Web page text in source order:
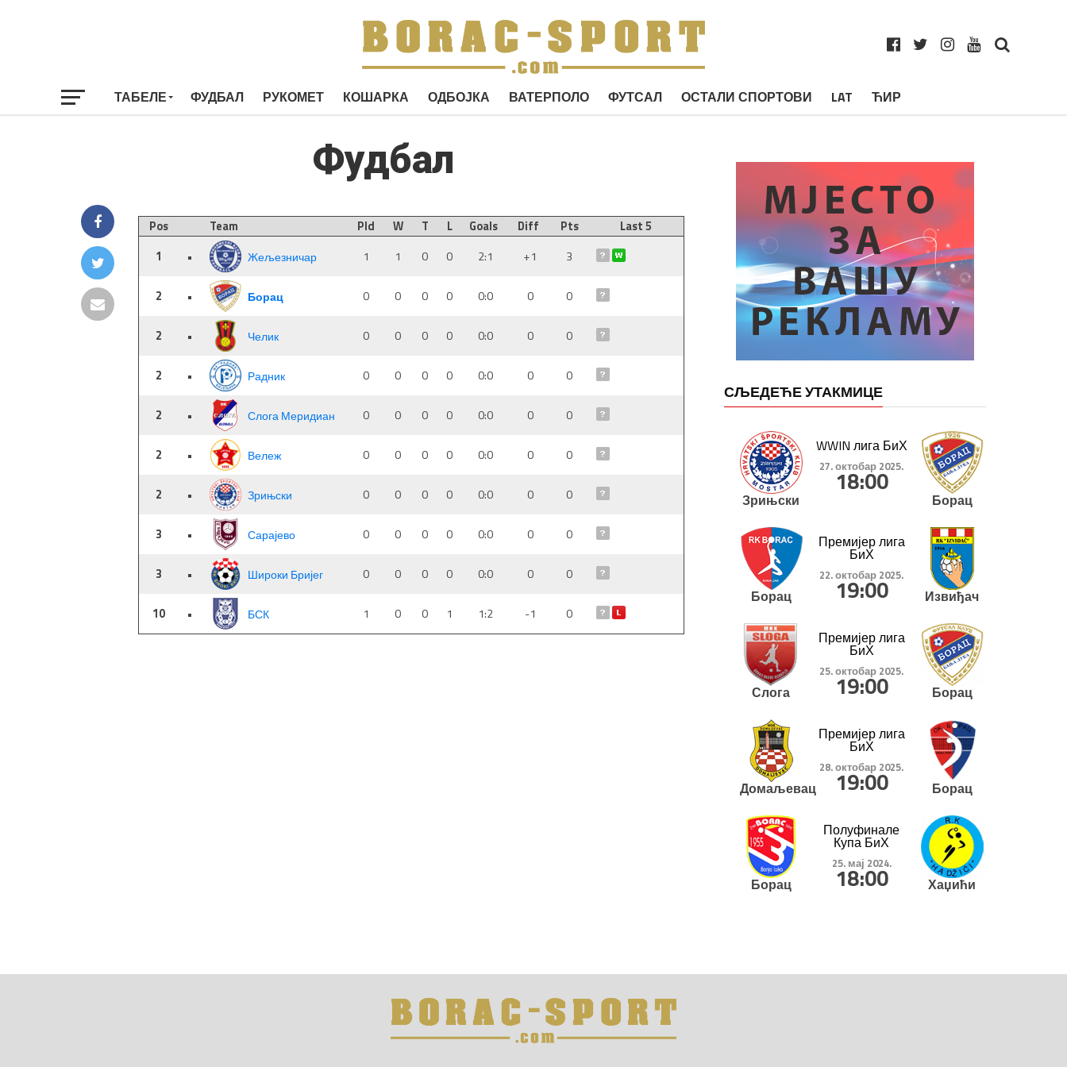
ТАБЕЛЕ ФУДБАЛ РУКОМЕТ КОШАРКА ОДБОЈКА ВАТЕРПОЛО ФУТСАЛ ОСТАЛИ СПОРТОВИ LAT ЋИР
Фудбал
Pos Team Pld W T L Goals Diff Pts
Last 5
1
• Жељезничар 1 1 0 0 2:1 +1 3
2 • Борац 0 0 0 0 0:0 0 0
2 • Челик 0 0 0 0 0:0 0 0
2 • Радник 0 0 0 0 0:0 0 0
2 • Слога Меридиан 0 0 0 0 0:0 0 0
2 • Вележ 0 0 0 0 0:0 0 0
2 • Зрињски 0 0 0 0 0:0 0 0
3 • Сарајево 0 0 0 0 0:0 0 0
3 • Широки Бријег 0 0 0 0 0:0 0 0
10 • БСК 1 0 0 1 1:2 -1 0
СЉЕДЕЋЕ УТАКМИЦЕ
Зрињски
WWIN лига БиХ
27. октобар 2025.
18:00
Борац
Борац
Премијер лига
БиХ
22. октобар 2025.
19:00 Извиђач
Слога
Премијер лига
БиХ
25. октобар 2025.
19:00 Борац
Домаљевац
Премијер лига
БиХ
28. октобар 2025.
19:00 Борац
Борац
Полуфинале
Купа БиХ
25. мај 2024.
18:00 Хаџићи